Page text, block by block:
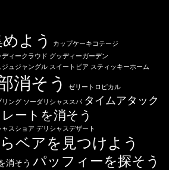
よう
カップケーキコテージ
ディークラウド グッディーガーデン
ジュジャングル スイートピア スティッキーホーム
消そう
ゼリートロピカル
リング ソーダリシャススパ タイムアタック
ートを消そう
ャスショア デリシャスデザート
ベアを見つけよう
消そう パッフィーを探そう